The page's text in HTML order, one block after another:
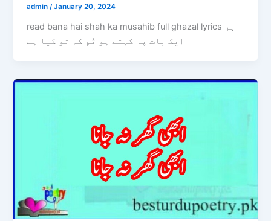
admin /January 20, 2024
read bana hai shah ka musahib full ghazal lyrics ہر
ایک بات پہ کہتے ہو تٌم کہ تو کیا ہے